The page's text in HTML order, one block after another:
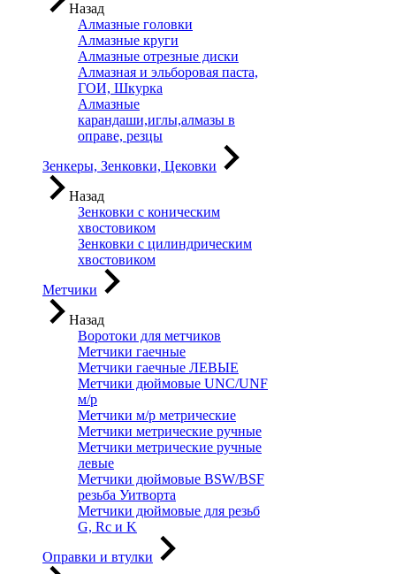
Назад
Алмазные головки
Алмазные круги
Алмазные отрезные диски
Алмазная и эльборовая паста,
ГОИ, Шкурка
Алмазные
карандаши,иглы,алмазы в
оправе, резцы
Зенкеры, Зенковки, Цековки
Назад
Зенковки с коническим
хвостовиком
Зенковки с цилиндрическим
хвостовиком
Метчики
Назад
Воротоки для метчиков
Метчики гаечные
Метчики гаечные ЛЕВЫЕ
Метчики дюймовые UNC/UNF
м/р
Метчики м/р метрические
Метчики метрические ручные
Метчики метрические ручные
левые
Метчики дюймовые BSW/BSF
резьба Уитворта
Метчики дюймовые для резьб
G, Rc и K
Оправки и втулки